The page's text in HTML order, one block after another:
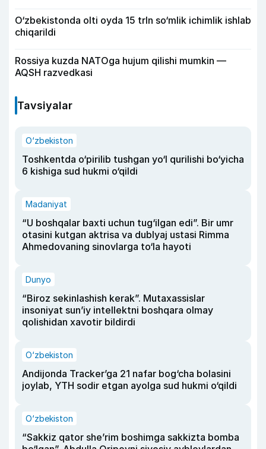
O‘zbekistonda olti oyda 15 trln so‘mlik ichimlik ishlab
chiqarildi
Rossiya kuzda NATOga hujum qilishi mumkin —
AQSH razvedkasi
Tavsiyalar
O‘zbekiston
Toshkentda o‘pirilib tushgan yo‘l qurilishi bo‘yicha
6 kishiga sud hukmi o‘qildi
Madaniyat
“U boshqalar baxti uchun tug‘ilgan edi”. Bir umr
otasini kutgan aktrisa va dublyaj ustasi Rimma
Ahmedovaning sinovlarga to‘la hayoti
Dunyo
“Biroz sekinlashish kerak”. Mutaxassislar
insoniyat sun’iy intellektni boshqara olmay
qolishidan xavotir bildirdi
O‘zbekiston
Andijonda Tracker’ga 21 nafar bog‘cha bolasini
joylab, YTH sodir etgan ayolga sud hukmi o‘qildi
O‘zbekiston
“Sakkiz qator she’rim boshimga sakkizta bomba